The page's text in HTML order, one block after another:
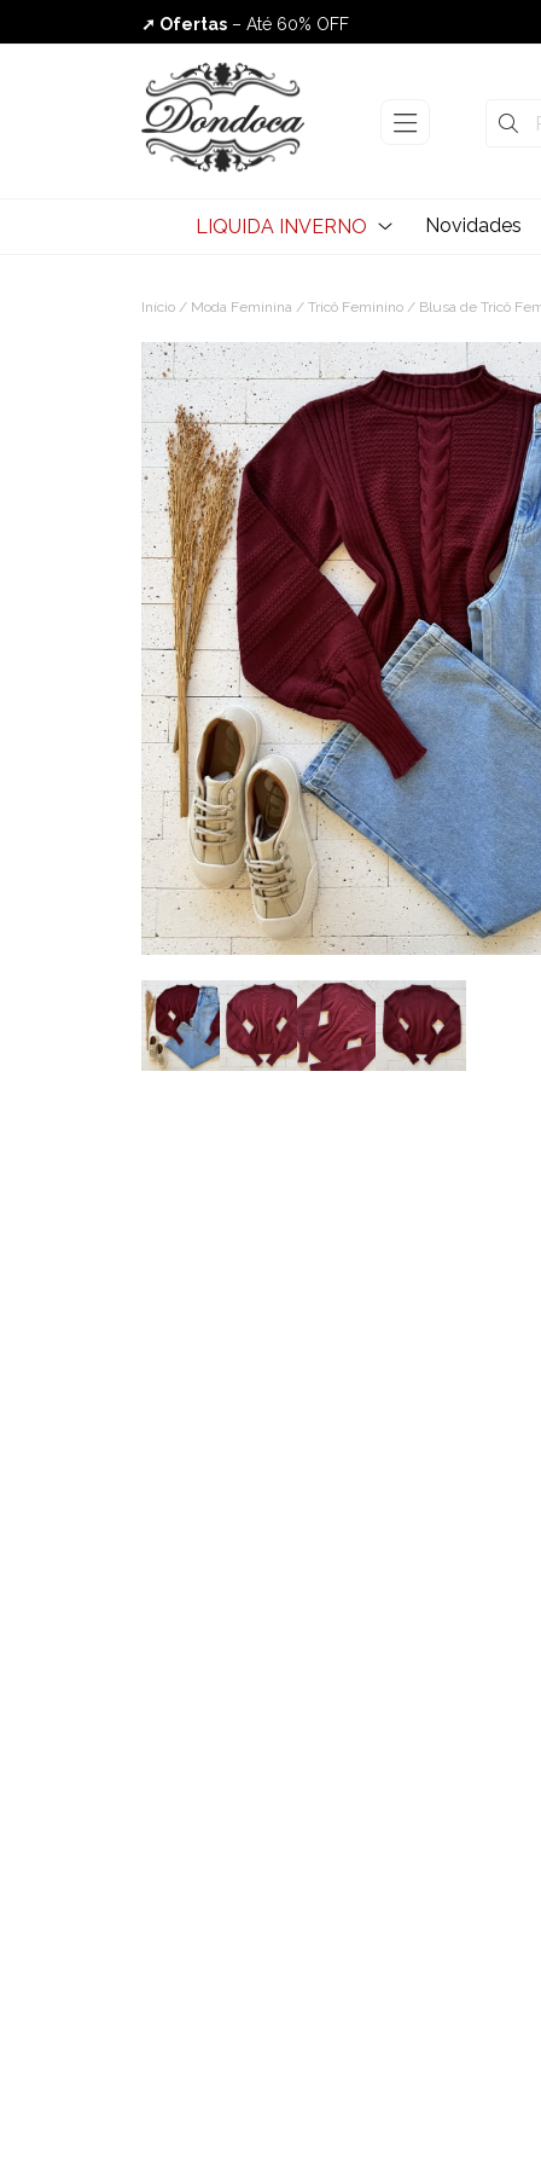
➚ Ofertas – Até 60% OFF
Envio Rápido
LIQUIDA INVERNO Novidades
Início / Moda Feminina / Tricô Feminino / Blusa de Tricô